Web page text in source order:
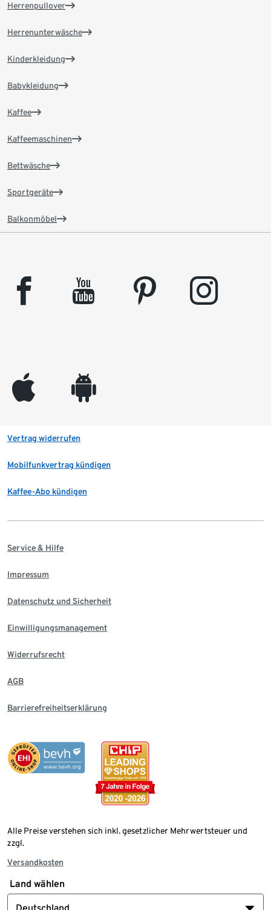
Herrenpullover
Herrenunterwäsche
Kinderkleidung
Babykleidung
Kaffee
Kaffeemaschinen
Bettwäsche
Sportgeräte
Balkonmöbel
facebook youtube pinterest instagram
appleinc android
Vertrag widerrufen
Mobilfunkvertrag kündigen
Kaffee-Abo kündigen
Service & Hilfe
Impressum
Datenschutz und Sicherheit
Einwilligungsmanagement
Widerrufsrecht
AGB
Barrierefreiheitserklärung
Alle Preise verstehen sich inkl. gesetzlicher Mehrwertsteuer und
zzgl.
Versandkosten
Land wählen